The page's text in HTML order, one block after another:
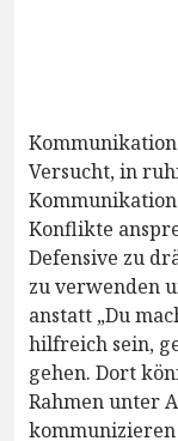
Versucht, in
Konflikte
Defensive zu
zu verwenden
anstatt „Du
hilfreich sein,
gehen. Dort
Rahmen unter
kommunizieren